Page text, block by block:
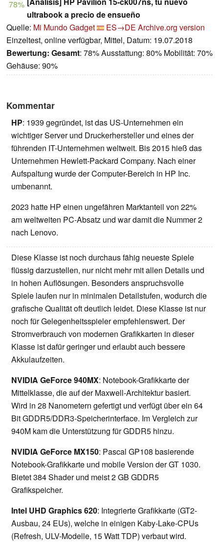
78%
ultrabook a precio de ensueño
Quelle: Mi Mundo Gadget ES→DE Archive.org version
Einzeltest, online verfügbar, Mittel, Datum: 19.07.2018
Bewertung: Gesamt: 78% Ausstattung: 80% Mobilität: 70%
Gehäuse: 90%
Kommentar
HP: 1939 gegründet, ist das US-Unternehmen ein
wichtiger Server und Druckerhersteller und eines der
führenden IT-Unternehmen weltweit. Bis 2015 hieß das
Unternehmen Hewlett-Packard Company. Nach einer
Aufspaltung wurde der Computer-Bereich in HP Inc.
umbenannt.
2023 hatte HP einen ungefähren Marktanteil von 22%
am weltweiten PC-Absatz und war damit die Nummer 2
nach Lenovo.
Diese Klasse ist noch durchaus fähig neueste Spiele
flüssig darzustellen, nur nicht mehr mit allen Details und
in hohen Auflösungen. Besonders anspruchsvolle
Spiele laufen nur in minimalen Detailstufen, wodurch die
grafische Qualität oft deutlich leidet. Diese Klasse ist nur
noch für Gelegenheitsspieler empfehlenswert. Der
Stromverbrauch von modernen Grafikkarten in dieser
Klasse ist dafür geringer und erlaubt auch bessere
Akkulaufzeiten.
NVIDIA GeForce 940MX: Notebook-Grafikkarte der
Mittelklasse, die auf der Maxwell-Architektur basiert.
Wird in 28 Nanometern gefertigt und verfügt über ein 64
Bit GDDR5/DDR3-Speicherinterface. Im Vergleich zur
940M kam die Unterstützung für GDDR5 hinzu.
NVIDIA GeForce MX150: Pascal GP108 basierende
Notebook-Grafikkarte und mobile Version der GT 1030.
Bietet 384 Shader und meist 2 GB GDDR5
Grafikspeicher.
Intel UHD Graphics 620: Integrierte Grafikkarte (GT2-
Ausbau, 24 EUs), welche in einigen Kaby-Lake-CPUs
(Refresh, ULV-Modelle, 15 Watt TDP) verbaut wird.